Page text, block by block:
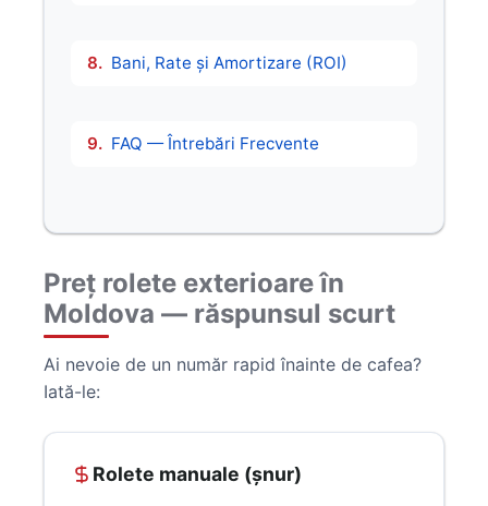
Bani, Rate și Amortizare (ROI)
FAQ — Întrebări Frecvente
Preț rolete exterioare în
Moldova — răspunsul scurt
Ai nevoie de un număr rapid înainte de cafea?
Iată-le:
Rolete manuale (șnur)